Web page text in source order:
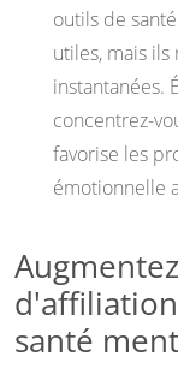
outils de
utiles, mais
instantanées.
concentrez-
favorise les
émotionnelle
santé